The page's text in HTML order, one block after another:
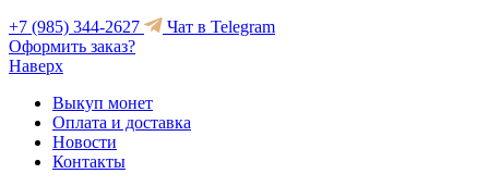
+7 (985) 344-2627
Чат в Telegram
Оформить заказ?
Наверх
Выкуп монет
Оплата и доставка
Новости
Контакты